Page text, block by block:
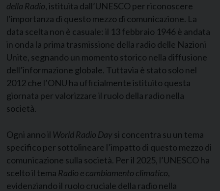
della Radio, istituita dall’UNESCO per riconoscere
l’importanza di questo mezzo di comunicazione. La
data scelta non è casuale: il 13 febbraio 1946 è andata
in onda la prima trasmissione della radio delle Nazioni
Unite, segnando un momento storico nella diffusione
dell’informazione globale. Tuttavia è stato solo nel
2012 che l’ONU ha ufficialmente istituito questa
giornata per valorizzare il ruolo della radio nella
società.
Ogni anno il World Radio Daysi concentra su un tema
specifico per sottolineare l’impatto di questo mezzo di
comunicazione sulla società. Per il 2025, l’UNESCO ha
scelto il tema Radio e cambiamento climatico,
evidenziando il ruolo cruciale della radio nella